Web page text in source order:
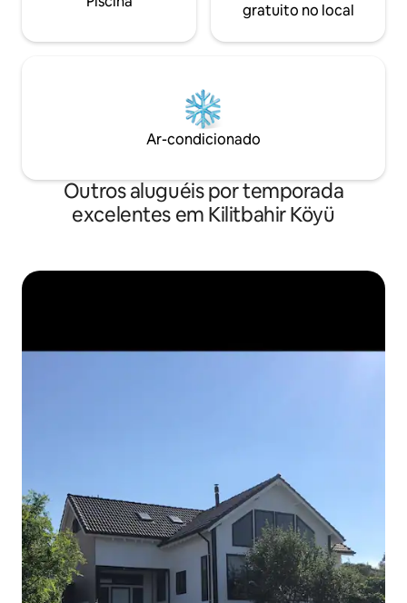
gratuito no local
Ar-condicionado
Outros aluguéis por temporada
excelentes em Kilitbahir Köyü